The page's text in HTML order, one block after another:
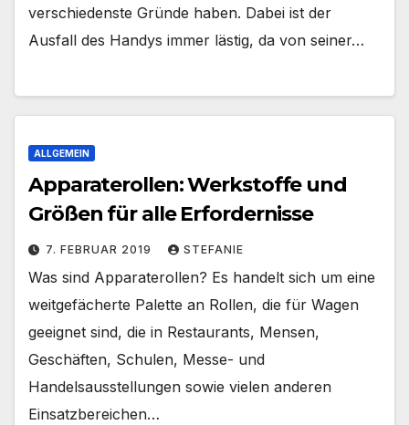
verschiedenste Gründe haben. Dabei ist der
Ausfall des Handys immer lästig, da von seiner…
ALLGEMEIN
Apparaterollen: Werkstoffe und
Größen für alle Erfordernisse
7. FEBRUAR 2019 STEFANIE
Was sind Apparaterollen? Es handelt sich um eine
weitgefächerte Palette an Rollen, die für Wagen
geeignet sind, die in Restaurants, Mensen,
Geschäften, Schulen, Messe- und
Handelsausstellungen sowie vielen anderen
Einsatzbereichen…